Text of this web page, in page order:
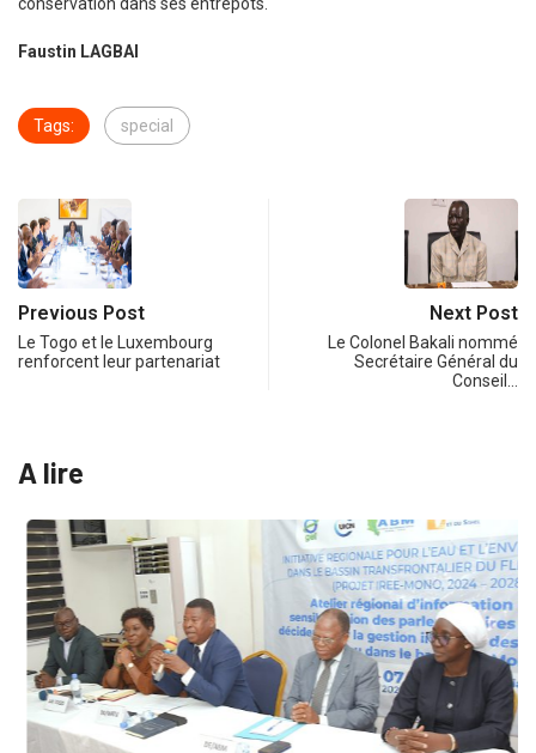
conservation dans ses entrepôts.
Faustin LAGBAI
Tags: special
Previous Post
Le Togo et le Luxembourg
renforcent leur partenariat
Next Post
Le Colonel Bakali nommé
Secrétaire Général du
Conseil…
A lire